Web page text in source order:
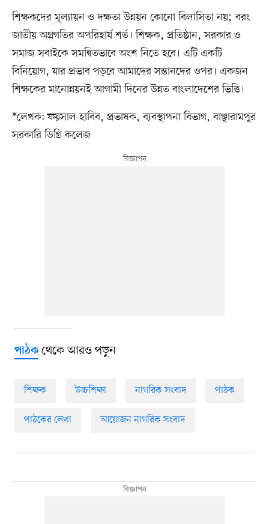
শিক্ষকদের মূল্যায়ন ও দক্ষতা উন্নয়ন কোনো বিলাসিতা নয়; বরং
জাতীয় অগ্রগতির অপরিহার্য শর্ত। শিক্ষক, প্রতিষ্ঠান, সরকার ও
সমাজ সবাইকে সমন্বিতভাবে অংশ নিতে হবে। এটি একটি
বিনিয়োগ, যার প্রভাব পড়বে আমাদের সন্তানদের ওপর। একজন
শিক্ষকের মানোন্নয়নই আগামী দিনের উন্নত বাংলাদেশের ভিত্তি।
*লেখক: ফয়সাল হাবিব, প্রভাষক, ব্যবস্থাপনা বিভাগ, বাঞ্ছারামপুর
সরকারি ডিগ্রি কলেজ
পাঠকথেকে আরও পড়ুন
শিক্ষক উচ্চশিক্ষা নাগরিক সংবাদ পাঠক
পাঠকের লেখা আয়োজন নাগরিক সংবাদ